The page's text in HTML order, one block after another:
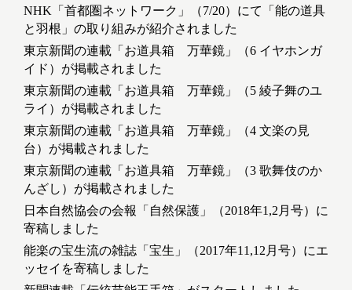
NHK「首都圏ネットワーク」（7/20）にて「能の道具
と羽根」の取り組みが紹介されました
東京新聞の連載「お道具箱 万華鏡」（6 イヤホンガ
イド）が掲載されました
東京新聞の連載「お道具箱 万華鏡」（5 綾子舞のユ
ライ）が掲載されました
東京新聞の連載「お道具箱 万華鏡」（4 文楽の見
台）が掲載されました
東京新聞の連載「お道具箱 万華鏡」（3 歌舞伎のか
んざし）が掲載されました
日本自然協会の会報「自然保護」（2018年1,2月号）に
寄稿しました
能楽の宝生流の雑誌「宝生」（2017年11,12月号）にエ
ッセイを寄稿しました